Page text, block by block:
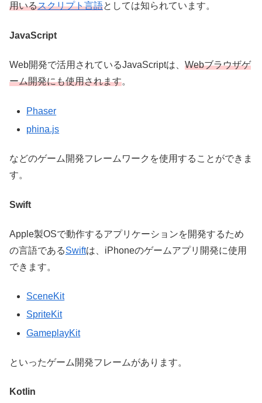
用いるスクリプト言語としては知られています。
JavaScript
Web開発で活用されているJavaScriptは、 Webブラウザゲ
ーム開発にも使用されます。
Phaser
phina.js
などのゲーム開発フレームワークを使用することができま
す。
Swift
Apple製OSで動作するアプリケーションを開発するため
の言語であるSwiftは、iPhoneのゲームアプリ開発に使用
できます。
SceneKit
SpriteKit
GameplayKit
といったゲーム開発フレームがあります。
Kotlin